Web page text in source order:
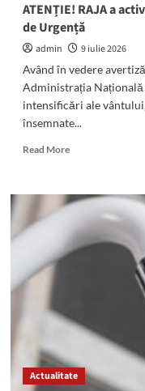
ATENȚIE! RAJA a
de Urgență
admin
9 iulie 2026
Având în vedere
Administrația Națională
intensificări ale
însemnate...
Read MoreRead
ATENȚIE!
RAJA
activat
Comandamentul
Urgență
Actualitate